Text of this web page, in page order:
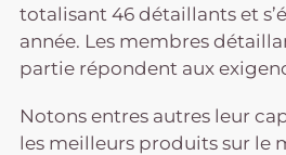
totalisant 46 détaillants et
année. Les membres
partie répondent aux
Notons entres autres leur
les meilleurs produits sur le